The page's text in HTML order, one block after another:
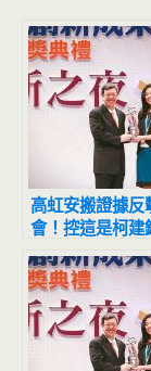
高虹安搬證據反
會！控這是柯建
施壓下的「政治